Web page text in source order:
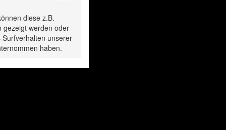
diese z.B.
gezeigt werden oder
unserer
haben.